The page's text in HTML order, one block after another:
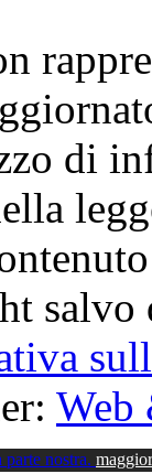
di
salvo
Web
nostra.